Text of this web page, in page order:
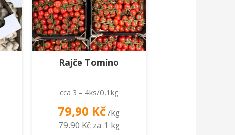
Rajče Tomíno
cca 3 – 4ks/0,1kg
79,90 Kč/kg
79.90 Kč za 1 kg